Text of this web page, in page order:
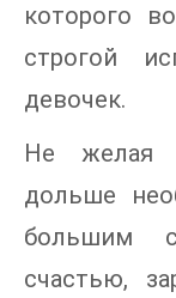
которого
строгой
девочек.
Не желая
дольше
большим
счастью,